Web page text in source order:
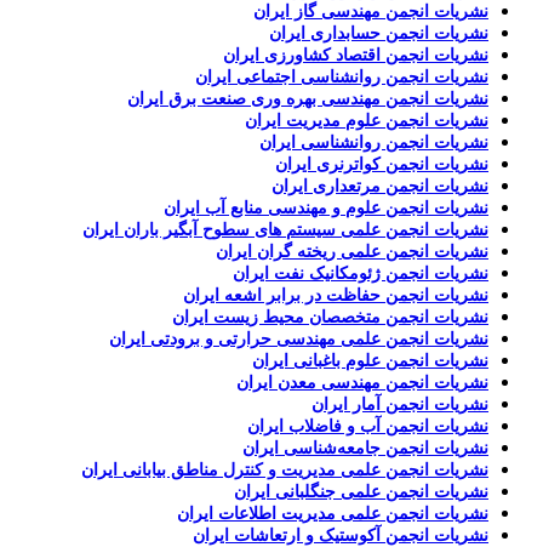
نشریات انجمن مهندسی گاز ایران
نشریات انجمن حسابداری ایران
نشریات انجمن اقتصاد کشاورزی ایران
نشریات انجمن روانشناسی اجتماعی ایران
نشریات انجمن مهندسی بهره وری صنعت برق ایران
نشریات انجمن علوم مدیریت ایران
نشریات انجمن روانشناسی ایران
نشریات انجمن کواترنری ایران
نشریات انجمن مرتعداری ایران
نشریات انجمن علوم و مهندسی منابع آب ایران
نشریات انجمن علمی سیستم های سطوح آبگیر باران ایران
نشریات انجمن علمی ریخته گران ایران
نشریات انجمن ژئومکانیک نفت ایران
نشریات انجمن حفاظت در برابر اشعه ایران
نشریات انجمن متخصصان محیط زیست ایران
نشریات انجمن علمی مهندسی حرارتی و برودتی ایران
نشریات انجمن علوم باغبانی ایران
نشریات انجمن مهندسی معدن ایران
نشریات انجمن آمار ایران
نشریات انجمن آب و فاضلاب ایران
نشریات انجمن جامعه‌شناسی ایران
نشریات انجمن علمی مدیریت و کنترل مناطق بیابانی ایران
نشریات انجمن علمی جنگلبانی ایران
نشریات انجمن علمی مدیریت اطلاعات ایران
نشریات انجمن آکوستیک و ارتعاشات ایران